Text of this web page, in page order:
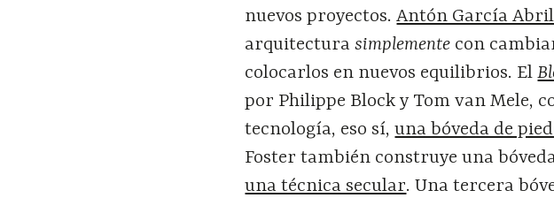
nuevos proyectos.Antón García
arquitecturasimplemente con
colocarlos en nuevos equilibrios. El
por Philippe Block y Tom van Mele,
tecnología, eso sí,una bóveda de
Foster también construye una
una técnica secular. Una tercera